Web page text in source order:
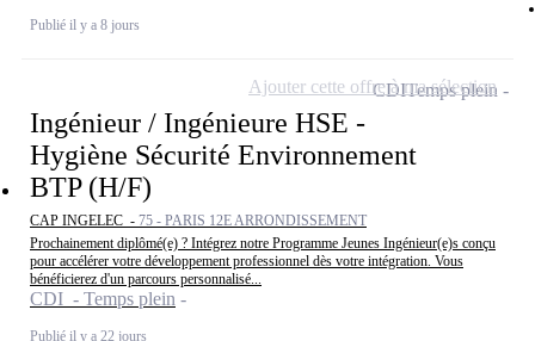
Publié il y a 8 jours
Ingénieur / Ingénieure HSE -
Hygiène Sécurité Environnement
BTP (H/F)
CAP INGELEC - 75 - PARIS 12E ARRONDISSEMENT
Prochainement diplômé(e) ? Intégrez notre Programme Jeunes Ingénieur(e)s conçu
pour accélérer votre développement professionnel dès votre intégration. Vous
bénéficierez d'un parcours personnalisé...
CDI - Temps plein
Publié il y a 22 jours
CDITemps plein
Ajouter cette offre à ma sélection